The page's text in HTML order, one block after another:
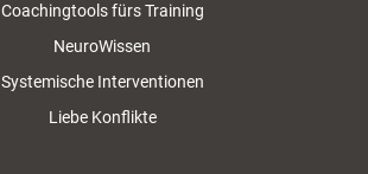
Coachingtools fürs Training
NeuroWissen
Systemische Interventionen
Liebe Konflikte